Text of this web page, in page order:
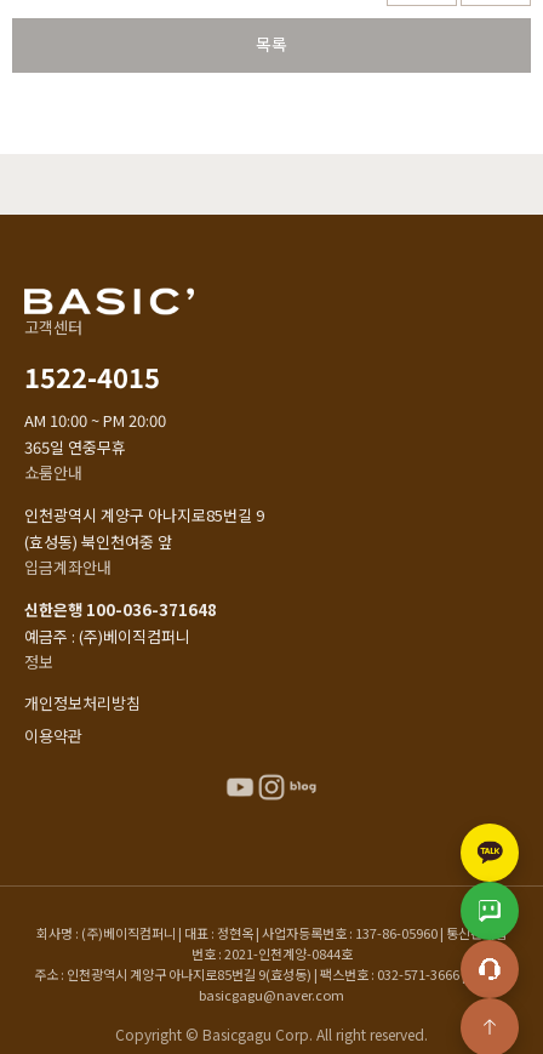
목록
고객센터
1522-4015
AM 10:00 ~ PM 20:00
365일 연중무휴
쇼룸안내
인천광역시 계양구 아나지로85번길 9
(효성동) 북인천여중 앞
입금계좌안내
신한은행 100-036-371648
예금주 : (주)베이직컴퍼니
정보
개인정보처리방침
이용약관
회사명 : (주)베이직컴퍼니 | 대표 : 정현옥 | 사업자등록번호 : 137-86-05960 | 통신판매업
번호 : 2021-인천계양-0844호
주소 : 인천광역시 계양구 아나지로85번길 9(효성동) | 팩스번호 : 032-571-3666 | 이메일 :
basicgagu@naver.com
Copyright © Basicgagu Corp. All right reserved.